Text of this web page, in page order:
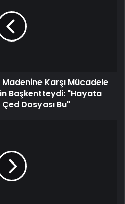
Karşı Mücadele
Başkentteydi: "Hayata
Dosyası Bu"